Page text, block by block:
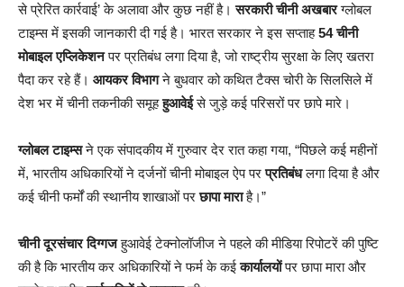
से प्रेरित कार्रवाई’ के अलावा और कुछ नहीं है।सरकारी चीनी अखबारग्लोबल
टाइम्स में इसकी जानकारी दी गई है। भारत सरकार ने इस सप्ताह54 चीनी
मोबाइल एप्लिकेशनपर प्रतिबंध लगा दिया है, जो राष्ट्रीय सुरक्षा के लिए खतरा
पैदा कर रहे हैं। आयकर विभागने बुधवार को कथित टैक्स चोरी के सिलसिले में
देश भर में चीनी तकनीकी समूहहुआवेईसे जुड़े कई परिसरों पर छापे मारे।
ग्लोबल टाइम्सने एक संपादकीय में गुरुवार देर रात कहा गया, “पिछले कई महीनों
में, भारतीय अधिकारियों ने दर्जनों चीनी मोबाइल ऐप परप्रतिबंधलगा दिया है और
कई चीनी फर्मों की स्थानीय शाखाओं परछापा माराहै।”
चीनी दूरसंचार दिग्गजहुआवेई टेक्नोलॉजीज ने पहले की मीडिया रिपोटरें की पुष्टि
की है कि भारतीय कर अधिकारियों ने फर्म के कईकार्यालयोंपर छापा मारा और